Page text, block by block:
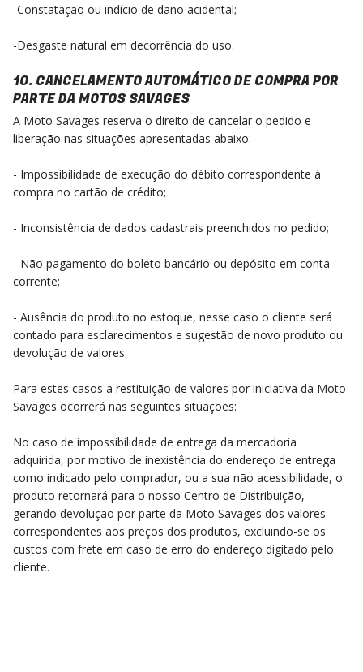
-Constatação ou indício de dano acidental;
-Desgaste natural em decorrência do uso.
10. CANCELAMENTO AUTOMÁTICO DE COMPRA POR
PARTE DA MOTOS SAVAGES
A Moto Savages reserva o direito de cancelar o pedido e
liberação nas situações apresentadas abaixo:
- Impossibilidade de execução do débito correspondente à
compra no cartão de crédito;
- Inconsistência de dados cadastrais preenchidos no pedido;
- Não pagamento do boleto bancário ou depósito em conta
corrente;
- Ausência do produto no estoque, nesse caso o cliente será
contado para esclarecimentos e sugestão de novo produto ou
devolução de valores.
Para estes casos a restituição de valores por iniciativa da Moto
Savages ocorrerá nas seguintes situações:
No caso de impossibilidade de entrega da mercadoria
adquirida, por motivo de inexistência do endereço de entrega
como indicado pelo comprador, ou a sua não acessibilidade, o
produto retornará para o nosso Centro de Distribuição,
gerando devolução por parte da Moto Savages dos valores
correspondentes aos preços dos produtos, excluindo-se os
custos com frete em caso de erro do endereço digitado pelo
cliente.